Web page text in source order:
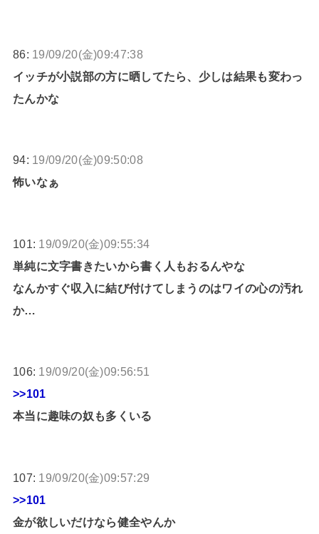
86: 19/09/20(金)09:47:38
イッチが小説部の方に晒してたら、少しは結果も変わっ
たんかな
94: 19/09/20(金)09:50:08
怖いなぁ
101: 19/09/20(金)09:55:34
単純に文字書きたいから書く人もおるんやな
なんかすぐ収入に結び付けてしまうのはワイの心の汚れ
か…
106: 19/09/20(金)09:56:51
>>101
本当に趣味の奴も多くいる
107: 19/09/20(金)09:57:29
>>101
金が欲しいだけなら健全やんか